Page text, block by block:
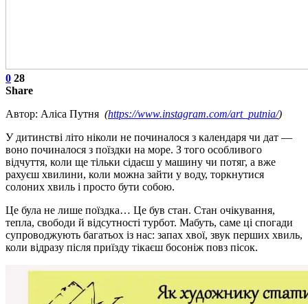
0 28
Share
Автор: Аліса Путня (https://www.instagram.com/art_putnia/)
У дитинстві літо ніколи не починалося з календаря чи дат —
воно починалося з поїздки на море. З того особливого
відчуття, коли ще тільки сідаєш у машину чи потяг, а вже
рахуєш хвилини, коли можна зайти у воду, торкнутися
солоних хвиль і просто бути собою.
Це була не лише поїздка… Це був стан. Стан очікування,
тепла, свободи й відсутності турбот. Мабуть, саме ці спогади
супроводжують багатьох із нас: запах хвої, звук перших хвиль,
коли відразу після приїзду тікаєш босоніж повз пісок.